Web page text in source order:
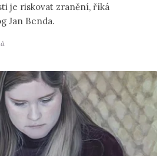
je riskovat zranění, říká
Jan Benda.